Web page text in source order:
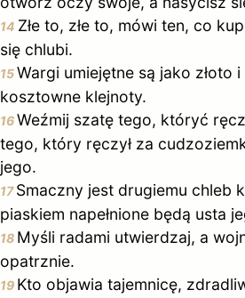
14 Złe to, złe to, mówi ten, co
się chlubi.
15Wargi umiejętne są jako złoto
kosztowne klejnoty.
16Weźmij szatę tego, któryć
tego, który ręczył za
jego.
17Smaczny jest drugiemu chleb
piaskiem napełnione będą usta
18 Myśli radami utwierdzaj, a
opatrznie.
19 Kto objawia tajemnicę,